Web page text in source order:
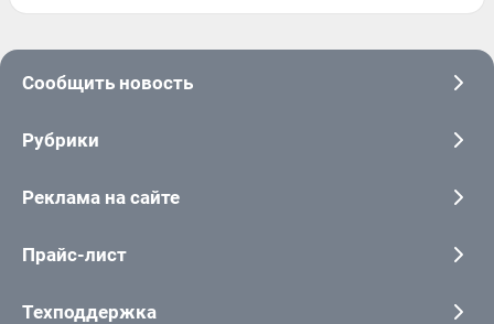
Сообщить новость
Рубрики
Реклама на сайте
Прайс-лист
Техподдержка